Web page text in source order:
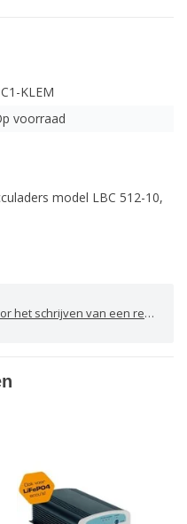
KLEM
voorraad
model LBC 512-10,
schrijven van een review